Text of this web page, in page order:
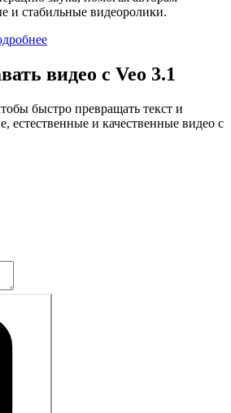
и стабильные видеоролики.
видео с Veo 3.1
быстро превращать текст и
естественные и качественные видео с